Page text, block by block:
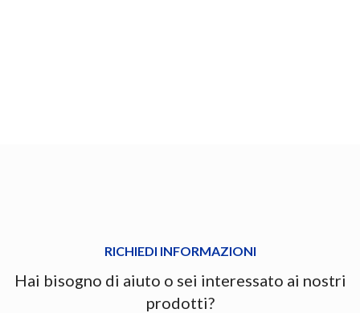
RICHIEDI INFORMAZIONI
Hai bisogno di aiuto o sei interessato ai nostri
prodotti?